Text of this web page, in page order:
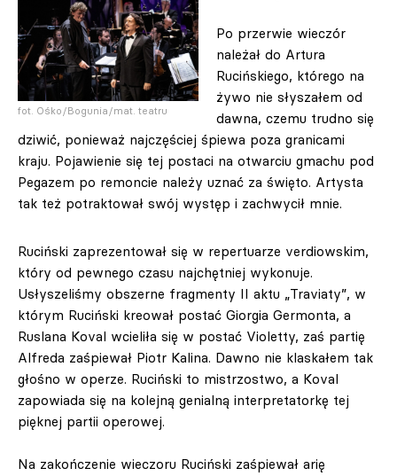
fot. Ośko/Bogunia/mat. teatru
Po przerwie wieczór
należał do Artura
Rucińskiego, którego na
żywo nie słyszałem od
dawna, czemu trudno się
dziwić, ponieważ najczęściej śpiewa poza granicami
kraju. Pojawienie się tej postaci na otwarciu gmachu pod
Pegazem po remoncie należy uznać za święto. Artysta
tak też potraktował swój występ i zachwycił mnie.
Ruciński zaprezentował się w repertuarze verdiowskim,
który od pewnego czasu najchętniej wykonuje.
Usłyszeliśmy obszerne fragmenty II aktu „Traviaty”, w
którym Ruciński kreował postać Giorgia Germonta, a
Ruslana Koval wcieliła się w postać Violetty, zaś partię
Alfreda zaśpiewał Piotr Kalina. Dawno nie klaskałem tak
głośno w operze. Ruciński to mistrzostwo, a Koval
zapowiada się na kolejną genialną interpretatorkę tej
pięknej partii operowej.
Na zakończenie wieczoru Ruciński zaśpiewał arię